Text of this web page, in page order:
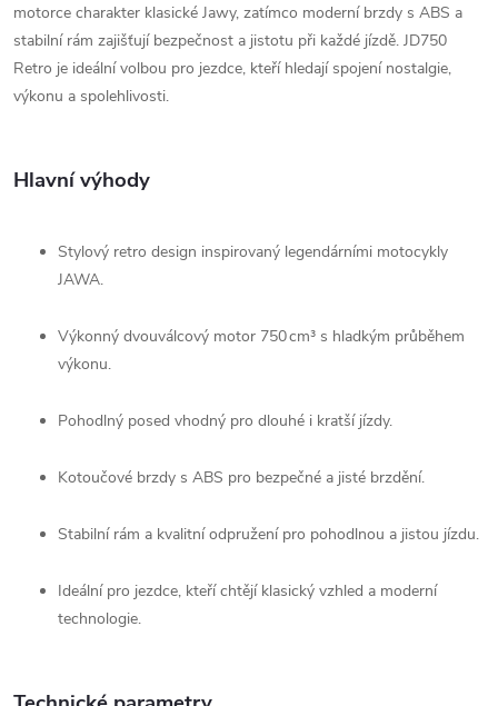
motorce charakter klasické Jawy, zatímco moderní brzdy s ABS a
stabilní rám zajišťují bezpečnost a jistotu při každé jízdě. JD750
Retro je ideální volbou pro jezdce, kteří hledají spojení nostalgie,
výkonu a spolehlivosti.
Hlavní výhody
Stylový retro design inspirovaný legendárními motocykly
JAWA.
Výkonný dvouválcový motor 750 cm³ s hladkým průběhem
výkonu.
Pohodlný posed vhodný pro dlouhé i kratší jízdy.
Kotoučové brzdy s ABS pro bezpečné a jisté brzdění.
Stabilní rám a kvalitní odpružení pro pohodlnou a jistou jízdu.
Ideální pro jezdce, kteří chtějí klasický vzhled a moderní
technologie.